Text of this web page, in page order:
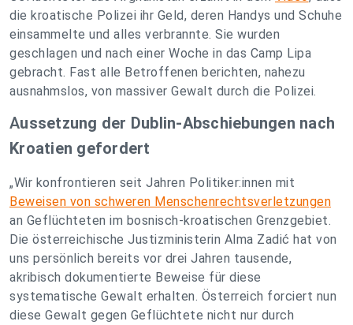
die kroatische Polizei ihr Geld, deren Handys und Schuhe
einsammelte und alles verbrannte. Sie wurden
geschlagen und nach einer Woche in das Camp Lipa
gebracht. Fast alle Betroffenen berichten, nahezu
ausnahmslos, von massiver Gewalt durch die Polizei.
Aussetzung der Dublin-Abschiebungen nach
Kroatien gefordert
„Wir konfrontieren seit Jahren Politiker:innen mit
Beweisen von schweren Menschenrechtsverletzungen
an Geflüchteten im bosnisch-kroatischen Grenzgebiet.
Die österreichische Justizministerin Alma Zadić hat von
uns persönlich bereits vor drei Jahren tausende,
akribisch dokumentierte Beweise für diese
systematische Gewalt erhalten. Österreich forciert nun
diese Gewalt gegen Geflüchtete nicht nur durch